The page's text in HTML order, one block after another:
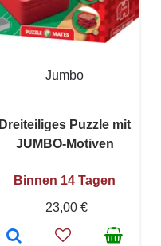
Jumbo
Dreiteiliges Puzzle mit
JUMBO-Motiven
Binnen 14 Tagen
23,00 €